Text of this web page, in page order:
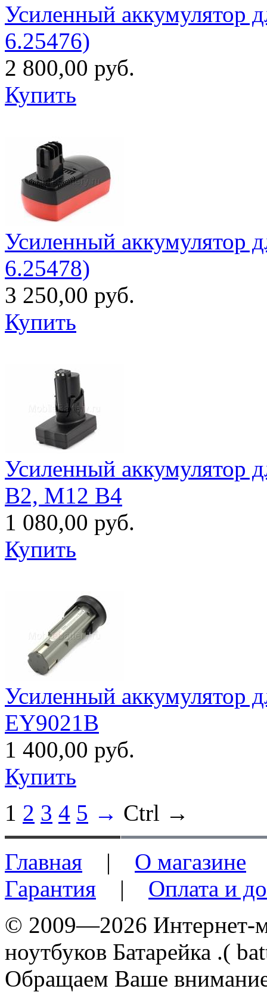
Усиленный аккумулятор
6.25476)
2 800,00 руб.
Купить
Усиленный аккумулятор
6.25478)
3 250,00 руб.
Купить
Усиленный аккумулятор
B2, M12 B4
1 080,00 руб.
Купить
Усиленный аккумулятор
EY9021B
1 400,00 руб.
Купить
1 2 3 4 5 → Ctrl →
Главная | О магазине
Гарантия | Оплата и
© 2009—2026 Интернет-
ноутбуков Батарейка .(
Обращаем Ваше